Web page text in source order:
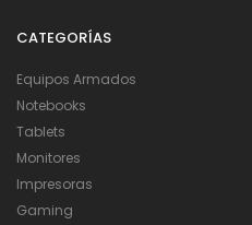
CATEGORÍAS
Equipos Armados
Notebooks
Tablets
Monitores
Impresoras
Gaming